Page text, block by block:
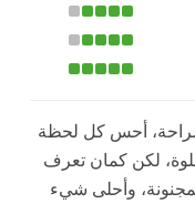
أحس كل لحظة
لكن كمان تعرف
وأحلى شيء